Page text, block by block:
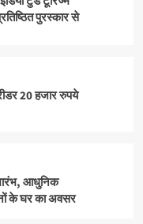
पुरस्कार से
20 हजार रुपये
आधुनिक
के घर का अवसर